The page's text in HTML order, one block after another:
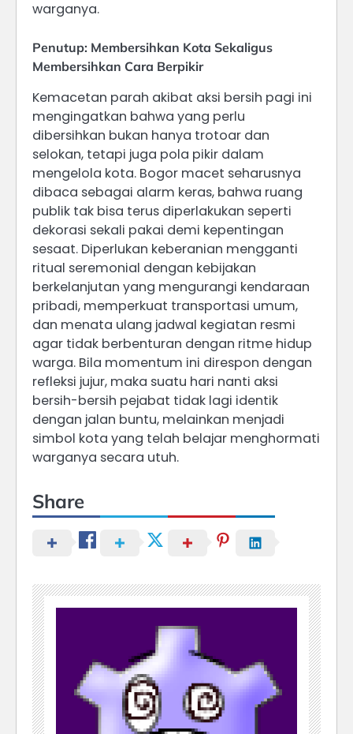
warganya.
Penutup: Membersihkan Kota Sekaligus
Membersihkan Cara Berpikir
Kemacetan parah akibat aksi bersih pagi ini
mengingatkan bahwa yang perlu
dibersihkan bukan hanya trotoar dan
selokan, tetapi juga pola pikir dalam
mengelola kota. Bogor macet seharusnya
dibaca sebagai alarm keras, bahwa ruang
publik tak bisa terus diperlakukan seperti
dekorasi sekali pakai demi kepentingan
sesaat. Diperlukan keberanian mengganti
ritual seremonial dengan kebijakan
berkelanjutan yang mengurangi kendaraan
pribadi, memperkuat transportasi umum,
dan menata ulang jadwal kegiatan resmi
agar tidak berbenturan dengan ritme hidup
warga. Bila momentum ini direspon dengan
refleksi jujur, maka suatu hari nanti aksi
bersih-bersih pejabat tidak lagi identik
dengan jalan buntu, melainkan menjadi
simbol kota yang telah belajar menghormati
warganya secara utuh.
Share